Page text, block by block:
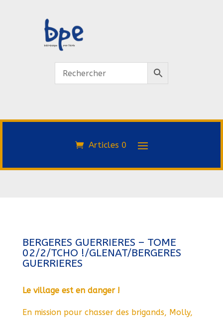
Articles 0
BERGERES GUERRIERES – TOME
02/2/TCHO !/GLENAT/BERGERES
GUERRIERES
Le village est en danger !
En mission pour chasser des brigands, Molly,